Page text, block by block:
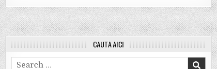
CAUTĂ AICI
Search